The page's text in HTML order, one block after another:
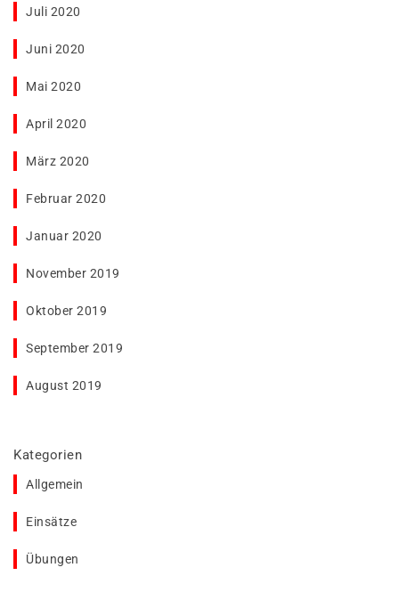
Juli 2020
Juni 2020
Mai 2020
April 2020
März 2020
Februar 2020
Januar 2020
November 2019
Oktober 2019
September 2019
August 2019
Kategorien
Allgemein
Einsätze
Übungen